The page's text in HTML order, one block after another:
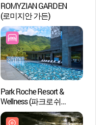
ROMYZIAN GARDEN
(로미지안 가든)
Park Roche Resort &
Wellness (파크로쉬
리조트앤웰니스)